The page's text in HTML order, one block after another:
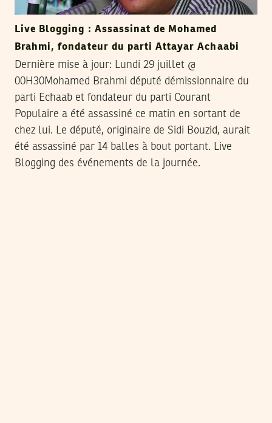
Live Blogging : Assassinat de Mohamed
Brahmi, fondateur du parti Attayar Achaabi
Dernière mise à jour: Lundi 29 juillet @
00H30Mohamed Brahmi député démissionnaire du
parti Echaab et fondateur du parti Courant
Populaire a été assassiné ce matin en sortant de
chez lui. Le député, originaire de Sidi Bouzid, aurait
été assassiné par 14 balles à bout portant. Live
Blogging des événements de la journée.